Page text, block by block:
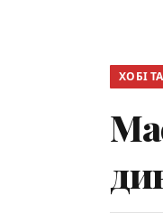
ХОБІ